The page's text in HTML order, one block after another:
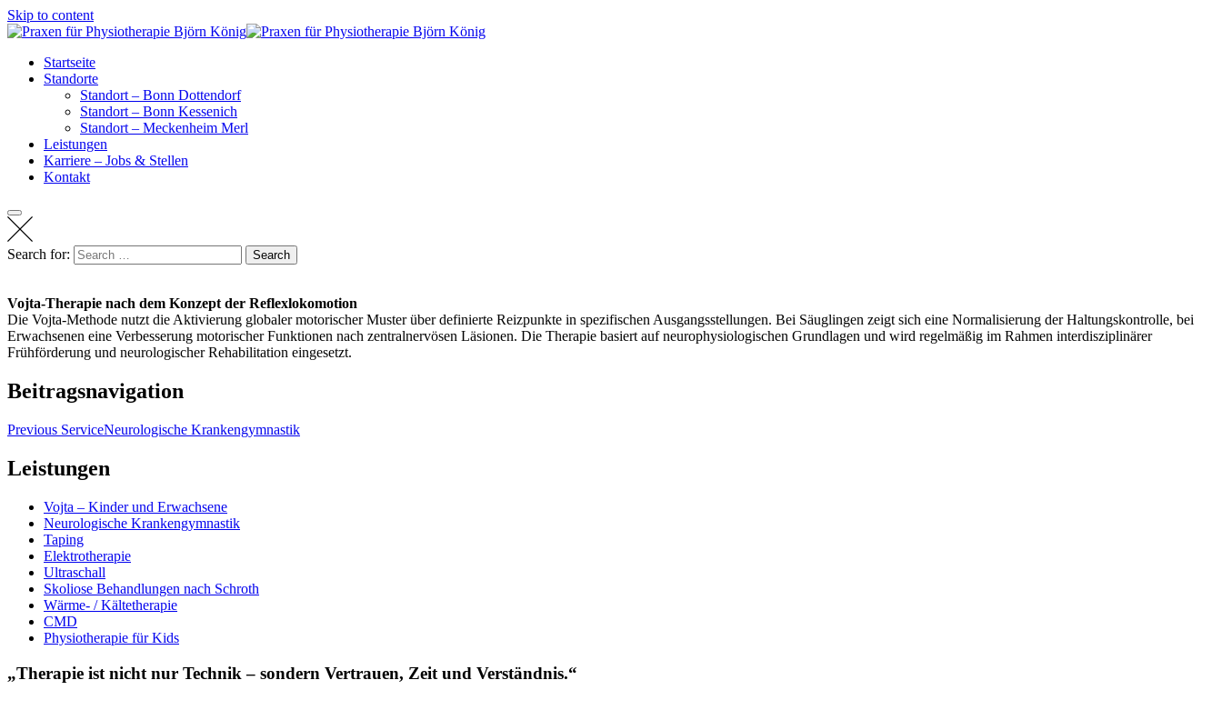
Skip to content
Startseite
Standorte
Standort – Bonn Dottendorf
Standort – Bonn Kessenich
Standort – Meckenheim Merl
Leistungen
Karriere – Jobs & Stellen
Kontakt
Search for: Search
Vojta-Therapie nach dem Konzept der Reflexlokomotion
Die Vojta-Methode nutzt die Aktivierung globaler motorischer Muster über definierte Reizpunkte in spezifischen Ausgangsstellungen. Bei Säuglingen zeigt sich eine Normalisierung der Haltungskontrolle, bei
Erwachsenen eine Verbesserung motorischer Funktionen nach zentralnervösen Läsionen. Die Therapie basiert auf neurophysiologischen Grundlagen und wird regelmäßig im Rahmen interdisziplinärer
Frühförderung und neurologischer Rehabilitation eingesetzt.
Beitragsnavigation
Previous ServiceNeurologische Krankengymnastik
Leistungen
Vojta – Kinder und Erwachsene
Neurologische Krankengymnastik
Taping
Elektrotherapie
Ultraschall
Skoliose Behandlungen nach Schroth
Wärme- / Kältetherapie
CMD
Physiotherapie für Kids
„Therapie ist nicht nur Technik – sondern Vertrauen, Zeit und Verständnis.“